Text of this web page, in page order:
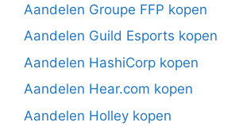
Aandelen Groupe FFP kopen
Aandelen Guild Esports kopen
Aandelen HashiCorp kopen
Aandelen Hear.com kopen
Aandelen Holley kopen